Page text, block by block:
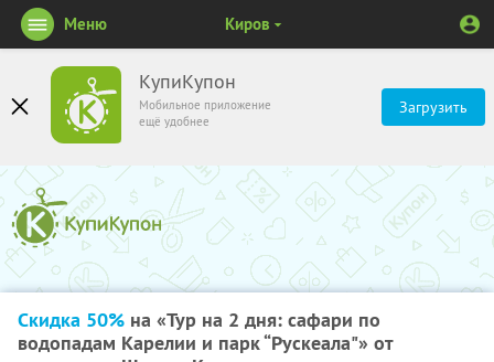
КупиКупон
Мобильное приложение
ещё удобнее
Загрузить
Меню Киров
Скидка 50% на «Тур на 2 дня: сафари по
водопадам Карелии и парк “Рускеала"» от